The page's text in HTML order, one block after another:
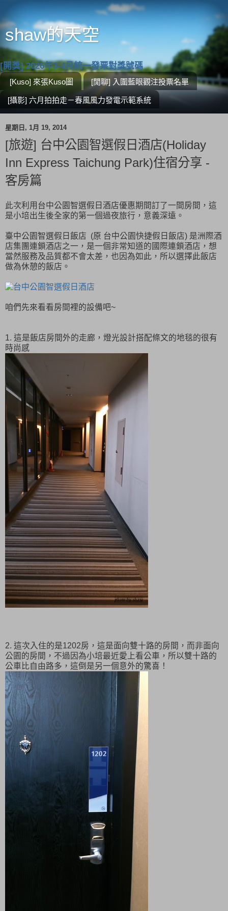
shaw的天空
[開獎] 2026年3-4月統一發票對獎號碼
[Kuso] 來張Kuso圖 [閒聊] 入圍藍眼觀注投票名單
[攝影] 六月拍拍走－春風風力發電示範系統
星期日, 1月 19, 2014
[旅遊] 台中公園智選假日酒店(Holiday
Inn Express Taichung Park)住宿分享 -
客房篇
此次利用台中公園智選假日酒店優惠期間訂了一間房間，這
是小培出生後全家的第一個過夜旅行，意義深遠。
臺中公園智選假日飯店 (原 台中公園快捷假日飯店) 是洲際酒
店集團連鎖酒店之一，是一個非常知道的國際連鎖酒店，想
當然服務及品質都不會太差，也因為如此，所以選擇此飯店
做為休憩的飯店。
咱們先來看看房間裡的設備吧~
1. 這是飯店房間外的走廊，燈光設計搭配條文的地毯的很有
時尚感
2. 這次入住的是1202房，這是面向雙十路的房間，而非面向
公園的房間，不過因為小培最近愛上看公車，所以雙十路的
公車比自由路多，這倒是另一個意外的驚喜！